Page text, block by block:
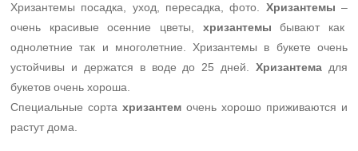
Хризантемы посадка, уход, пересадка, фото. Хризантемы –
очень красивые осенние цветы, хризантемы бывают как
однолетние так и многолетние. Хризантемы в букете очень
устойчивы и держатся в воде до 25 дней.Хризантема для
букетов очень хороша.
Специальные сорта хризантем очень хорошо приживаются и
растут дома.